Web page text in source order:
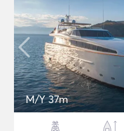
M/Y 37m